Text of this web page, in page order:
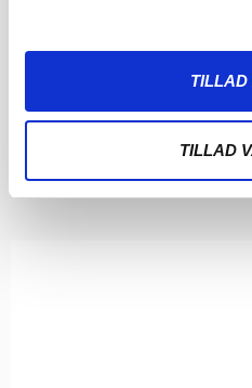
TILLAD
ENDNU TO KAMPE
Der venter søndagskampe